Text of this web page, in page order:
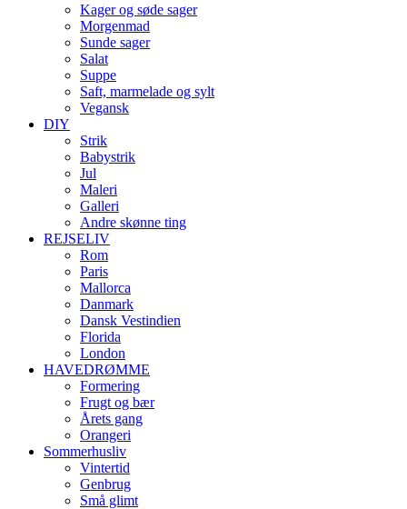
Kager og søde sager
Morgenmad
Sunde sager
Salat
Suppe
Saft, marmelade og sylt
Vegansk
DIY
Strik
Babystrik
Jul
Maleri
Galleri
Andre skønne ting
REJSELIV
Rom
Paris
Mallorca
Danmark
Dansk Vestindien
Florida
London
HAVEDRØMME
Formering
Frugt og bær
Årets gang
Orangeri
Sommerhusliv
Vintertid
Genbrug
Små glimt